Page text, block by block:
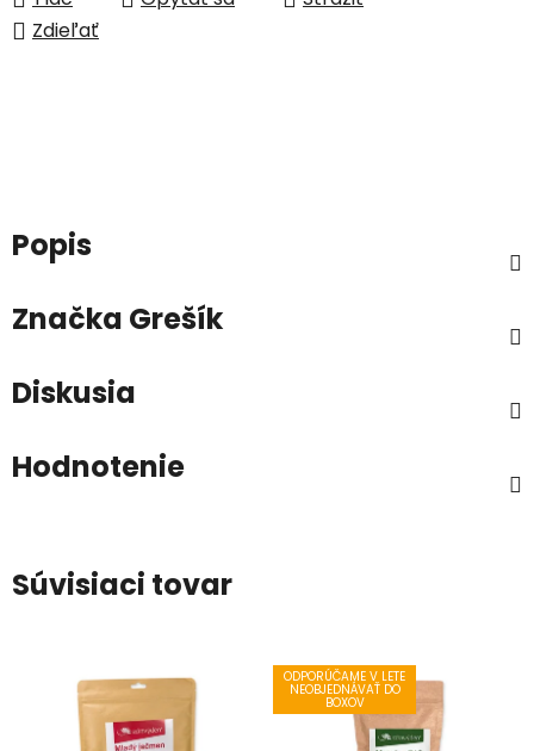
Zdieľať
Popis
Značka Grešík
Diskusia
Hodnotenie
Súvisiaci tovar
ODPORÚČAME V LETE
NEOBJEDNÁVAŤ DO
BOXOV